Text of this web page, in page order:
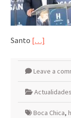
Santo […]
Leave a
Actualidades
Boca Chica,